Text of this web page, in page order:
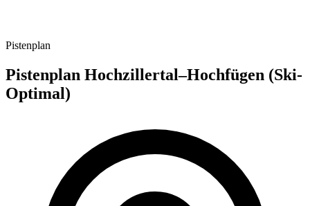
Pistenplan
Pistenplan Hochzillertal–Hochfügen (Ski-
Optimal)